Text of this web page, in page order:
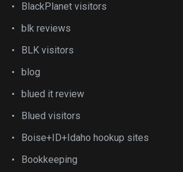
BlackPlanet visitors
blk reviews
BLK visitors
blog
blued it review
Blued visitors
Boise+ID+Idaho hookup sites
Bookkeeping